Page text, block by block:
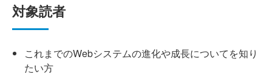
対象読者
これまでのWebシステムの進化や成長についてを知り
たい方